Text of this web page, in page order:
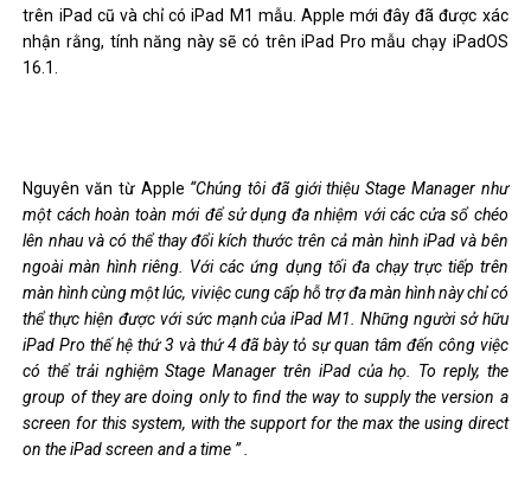
trên iPad cũ và chỉ có iPad M1 mẫu. Apple mới đây đã được xác
nhận rằng, tính năng này sẽ có trên iPad Pro mẫu chạy iPadOS
16.1.
Nguyên văn từ Apple “Chúng tôi đã giới thiệu Stage Manager như
một cách hoàn toàn mới để sử dụng đa nhiệm với các cửa sổ chéo
lên nhau và có thể thay đổi kích thước trên cả màn hình iPad và bên
ngoài màn hình riêng. Với các ứng dụng tối đa chạy trực tiếp trên
màn hình cùng một lúc, viviệc cung cấp hỗ trợ đa màn hình này chỉ có
thể thực hiện được với sức mạnh của iPad M1.
Những người sở hữu
iPad Pro thế hệ thứ 3 và thứ 4 đã bày tỏ sự quan tâm đến công việc
có thể trải nghiệm Stage Manager trên iPad của họ.
To reply, the
group of they are doing only to find the way to supply the version a
screen for this system, with the support for the max the using direct
on the iPad screen and a time ” .